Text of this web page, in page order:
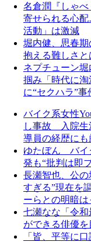
名倉潤『しゃべ
寄せられる心
活動」は激減
堀内健、思春
抱える難しさと
ネプチューン
掴み「時代に
に“セクハラ”事
バイク系女性
し事故 入院生
導員の経歴にも
ゆたぼん バイ
発も“批判は即
長瀬智也、公
すぎる”現在を
ーらとの明暗は
七瀬なな「令
ができる俳優を
「皆、平等に